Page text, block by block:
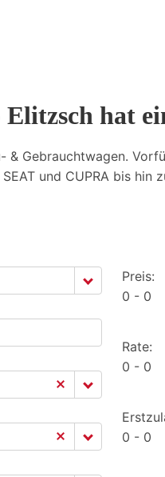
hat
& Gebrauchtwagen.
und CUPRA bis
Preis:
0
0
Rate:
0
0
0
0